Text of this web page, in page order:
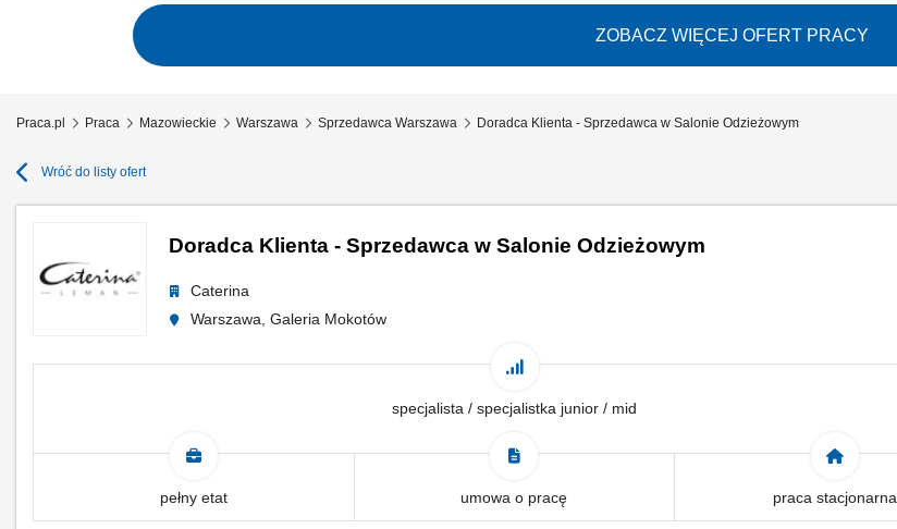
ZOBACZ WIĘCEJ OFERT PRACY
Praca.pl Praca Mazowieckie Warszawa Sprzedawca Warszawa Doradca Klienta - Sprzedawca w Salonie Odzieżowym
Wróć do listy ofert
Doradca Klienta - Sprzedawca w Salonie Odzieżowym
Caterina
Warszawa, Galeria Mokotów
specjalista / specjalistka junior / mid
pełny etat umowa o pracę praca stacjonarna